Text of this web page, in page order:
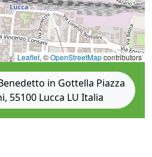
Leaflet, ©OpenStreetMapcontributors
in Gottella Piazza
55100 Lucca LU Italia